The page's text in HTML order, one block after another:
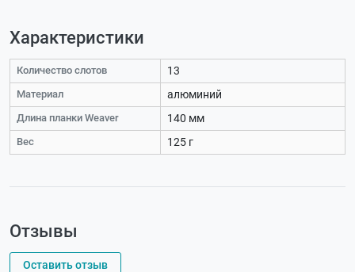
Характеристики
Количество слотов 13
Материал алюминий
Длина планки Weaver 140 мм
Вес 125 г
Отзывы
Оставить отзыв